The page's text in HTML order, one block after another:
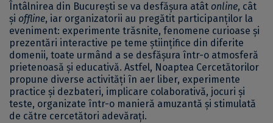
Întâlnirea din București se va desfășura atât online, cât
și offline, iar organizatorii au pregătit participanților la
eveniment: experimente trăsnite, fenomene curioase și
prezentări interactive pe teme științifice din diferite
domenii, toate urmând a se desfășura într-o atmosferă
prietenoasă și educativă. Astfel, Noaptea Cercetătorilor
propune diverse activități în aer liber, experimente
practice și dezbateri, implicare colaborativă, jocuri și
teste, organizate într-o manieră amuzantă și stimulată
de către cercetători adevărați.